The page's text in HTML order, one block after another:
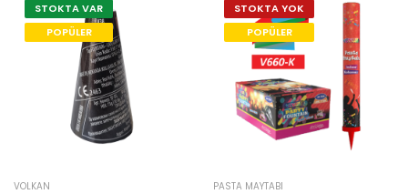
STOKTA VAR
POPÜLER
VOLKAN
STOKTA YOK
POPÜLER
PASTA MAYTABI